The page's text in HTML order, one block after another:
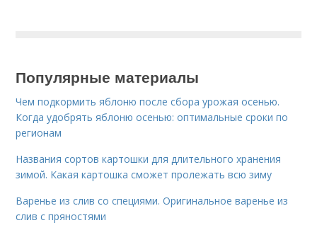
Популярные материалы
Чем подкормить яблоню после сбора урожая осенью.
Когда удобрять яблоню осенью: оптимальные сроки по
регионам
Названия сортов картошки для длительного хранения
зимой. Какая картошка сможет пролежать всю зиму
Варенье из слив со специями. Оригинальное варенье из
слив с пряностями